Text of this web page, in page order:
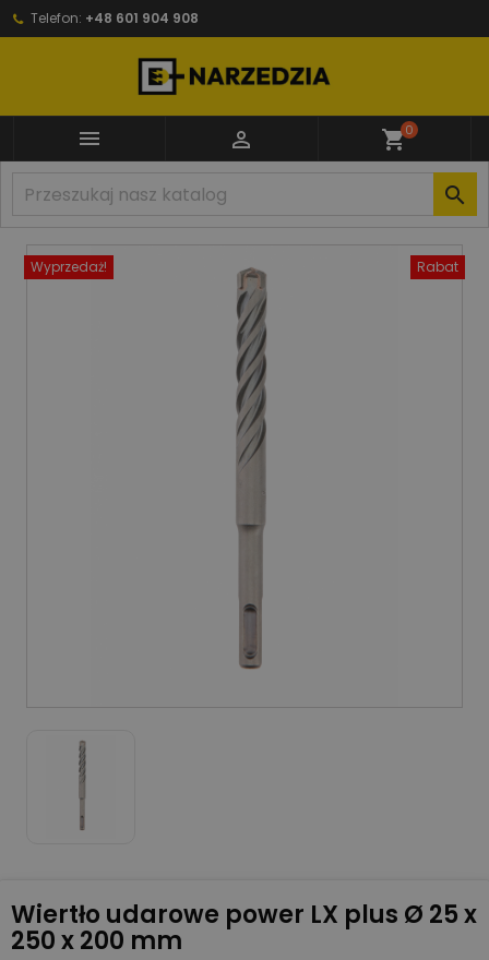
Telefon: +48 601 904 908
  shopping_cart0

Wyprzedaż! Rabat
Wiertło udarowe power LX plus Ø 25 x
250 x 200 mm